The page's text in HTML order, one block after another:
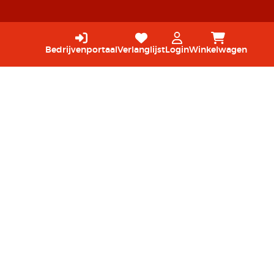
Bedrijvenportaal Verlanglijst LoginWinkelwagen